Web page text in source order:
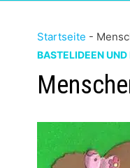
Startseite -
BASTELIDEEN